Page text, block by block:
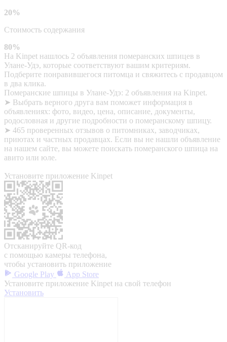
20%
Стоимость содержания
80%
На Kinpet нашлось 2 объявления померанских шпицев в
Улане-Удэ, которые соответствуют вашим критериям.
Подберите понравившегося питомца и свяжитесь с продавцом
в два клика.
Померанские шпицы в Улане-Удэ: 2 объявления на Kinpet.
➤ Выбрать верного друга вам поможет информация в
объявлениях: фото, видео, цена, описание, документы,
родословная и другие подробности о померанскому шпицу.
➤ 465 проверенных отзывов о питомниках, заводчиках,
приютах и частных продавцах. Если вы не нашли объявление
на нашем сайте, вы можете поискать померанского шпица на
авито или юле.
Установите приложение Kinpet
Отсканируйте QR-код
с помощью камеры телефона,
чтобы установить приложение
Google Play
App Store
Установите приложение Kinpet на свой телефон
Установить